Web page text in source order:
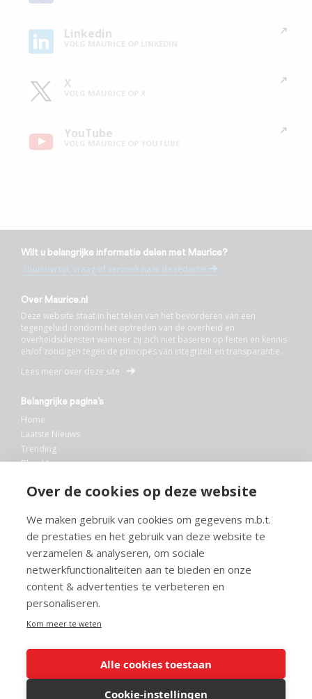
Over de cookies op deze website
We maken gebruik van cookies om gegevens m.b.t.
de prestaties en het gebruik van deze website te
verzamelen & analyseren, om sociale
netwerkfunctionaliteiten aan te bieden en onze
content & advertenties te verbeteren en
personaliseren.
Kom meer te weten
Alle cookies toestaan
Cookie-instellingen
Linkedin
X
YouTube
Wilt u belangrijke informatie delen met Maurice?
Stuur uw tip, vraag of verzoek naar de redactie
Over Maurice.nl
Deze website staat in het teken van het bevorderen van een
tegengeluid rondom het optreden van de overheid en
overheidsdiensten wanneer zij zich niet baseren op feiten en kennis
en/of zondigen tegen de principes van integriteit en transparantie.
Lees meer over deze site
Belangrijke pagina’s
Home
Laatste Nieuws
Trending
Blog Maurice
Bibliotheek
Info en service
FAQ
Doneren
Privacy
Voorwaarden
Meedoen
© 2026 Maurice.nl - Alle rechten voorbehouden. Op alle artikelen rust
copyright. Voor meer info, mail naarcontact@maurice.nl.